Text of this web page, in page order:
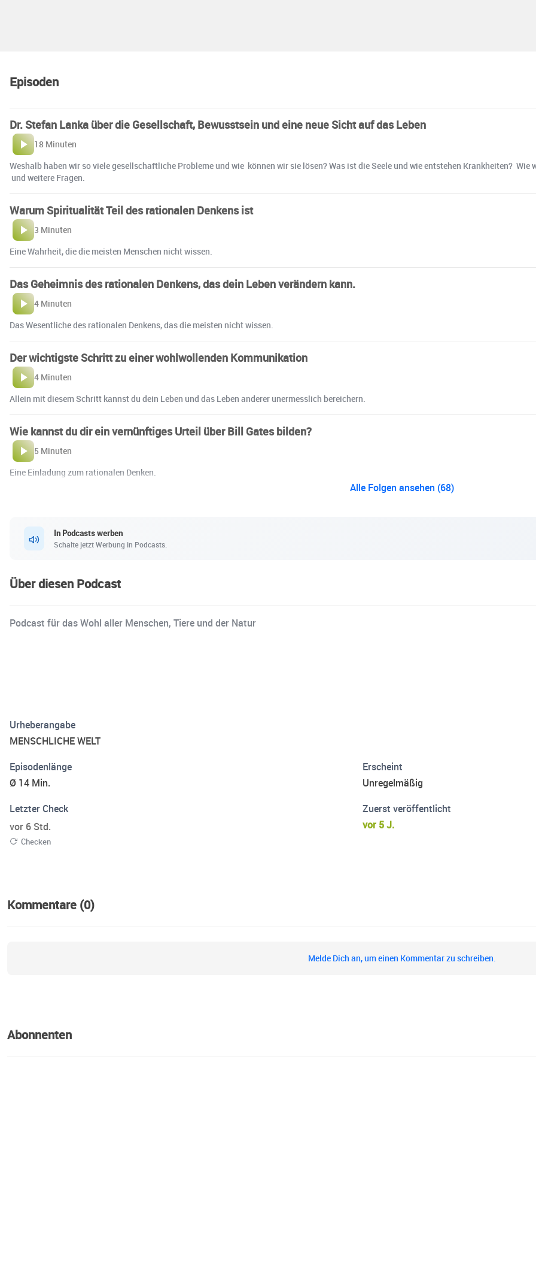
Episoden
Dr. Stefan Lanka über die Gesellschaft, Bewusstsein und eine neue Sicht auf das Leben
18 Minuten
Weshalb haben wir so viele gesellschaftliche Probleme und wie können wir sie lösen? Was ist die Seele und wie entstehen Krankheiten?
und weitere Fragen.
Warum Spiritualität Teil des rationalen Denkens ist
3 Minuten
Eine Wahrheit, die die meisten Menschen nicht wissen.
Das Geheimnis des rationalen Denkens, das dein Leben verändern kann.
4 Minuten
Das Wesentliche des rationalen Denkens, das die meisten nicht wissen.
Der wichtigste Schritt zu einer wohlwollenden Kommunikation
4 Minuten
Allein mit diesem Schritt kannst du dein Leben und das Leben anderer unermesslich bereichern.
Wie kannst du dir ein vernünftiges Urteil über Bill Gates bilden?
5 Minuten
Eine Einladung zum rationalen Denken.
Alle Folgen ansehen (68)
In Podcasts werben
Schalte jetzt Werbung in Podcasts.
Über diesen Podcast
Podcast für das Wohl aller Menschen, Tiere und der Natur
Urheberangabe
MENSCHLICHE WELT
Episodenlänge
Ø 14 Min.
Erscheint
Unregelmäßig
Letzter Check
vor 6 Std.
Checken
Zuerst veröffentlicht
vor 5 J.
Kommentare (0)
Melde Dich an, um einen Kommentar zu schreiben.
Abonnenten